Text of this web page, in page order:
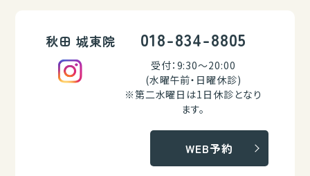
秋田 城東院 018-834-8805
受付：9:30～20:00
(水曜午前・日曜休診)
※第二水曜日は1日休診となり
ます。
WEB予約